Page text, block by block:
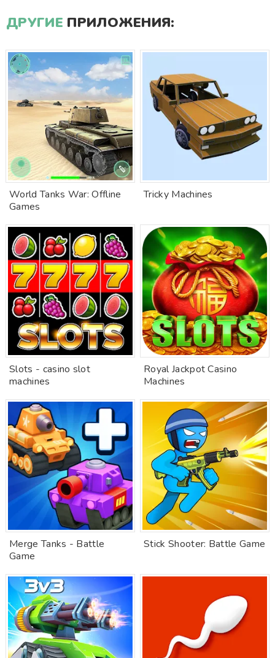
ДРУГИЕ ПРИЛОЖЕНИЯ:
World Tanks War: Offline
Games
Tricky Machines
Slots - casino slot
machines
Royal Jackpot Casino
Machines
Merge Tanks - Battle
Game
Stick Shooter: Battle Game